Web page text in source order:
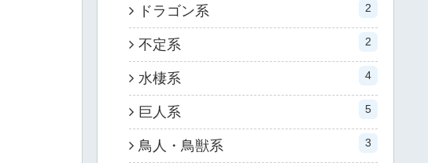
ドラゴン系 2
不定系 2
水棲系 4
巨人系 5
鳥人・鳥獣系 3